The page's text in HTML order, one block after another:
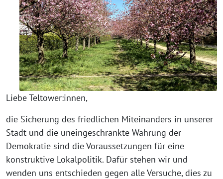
Liebe Teltower:innen,
die Sicherung des friedlichen Miteinanders in unserer
Stadt und die uneingeschränkte Wahrung der
Demokratie sind die Voraussetzungen für eine
konstruktive Lokalpolitik. Dafür stehen wir und
wenden uns entschieden gegen alle Versuche, dies zu